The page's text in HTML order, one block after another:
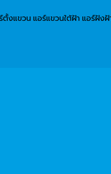
แขวน แอร์แขวนใต้ฝ้า แอร์ฝั